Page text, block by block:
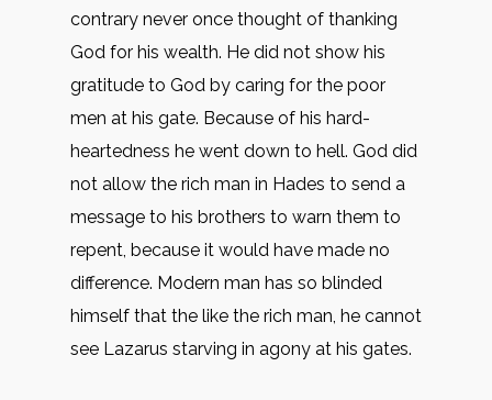
contrary never once thought of thanking
God for his wealth. He did not show his
gratitude to God by caring for the poor
men at his gate. Because of his hard-
heartedness he went down to hell. God did
not allow the rich man in Hades to send a
message to his brothers to warn them to
repent, because it would have made no
difference. Modern man has so blinded
himself that the like the rich man, he cannot
see Lazarus starving in agony at his gates.